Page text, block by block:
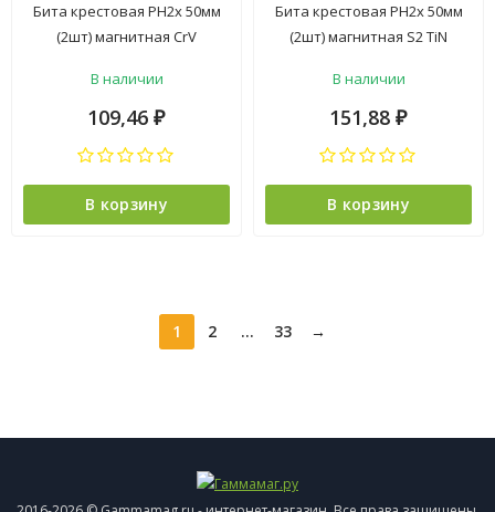
Бита крестовая PH2х 50мм
(2шт) магнитная CrV
VIRA *1/12/192
В наличии
109,46 ₽
В корзину
Бита крестовая PH2х 50мм
(2шт) магнитная S2 TiN
NovoCRAFT *1/25
В наличии
151,88 ₽
В корзину
1 2 ... 33 →